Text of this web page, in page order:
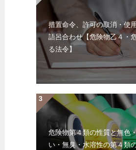
措置命令、許可の取消・使
語呂合わせ【危険物乙４・
る法令】
危険物第４類の性質と無色
い・無臭・水溶性の第４類